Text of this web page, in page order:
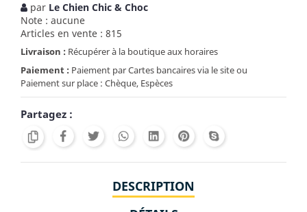
par Le Chien Chic & Choc
Note : aucune
Articles en vente : 815
Livraison : Récupérer à la boutique aux horaires
Paiement : Paiement par Cartes bancaires via le site ou
Paiement sur place : Chèque, Espèces
Partagez :
DESCRIPTION